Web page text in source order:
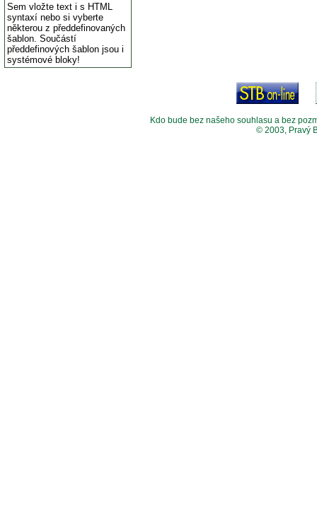
Sem vložte text i s HTML
syntaxí nebo si vyberte
některou z předdefinovaných
šablon. Součástí
předdefinových šablon jsou i
systémové bloky!
Kdo bude bez našeho souhlasu a bez
© 2003, Pravý